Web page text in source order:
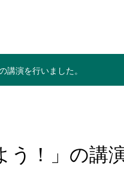
講演を行いました。
う！」の講